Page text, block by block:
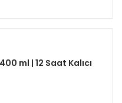
ml | 12 Saat Kalıcı